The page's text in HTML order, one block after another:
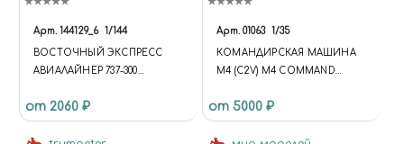
Арт. 144129_6 1/144
ВОСТОЧНЫЙ ЭКСПРЕСС
АВИАЛАЙНЕР 737-300
от 2060 ₽
Арт. 01063 1/35
КОМАНДИРСКАЯ МАШИНА
М4 (C2V) M4 COMMAND
от 5000 ₽